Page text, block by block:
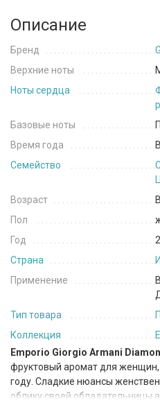
Описание
Бренд
Верхние ноты
Ноты сердца
Базовые ноты
Время года
Семейство
Возраст
Пол
Год
Страна
Применение
Тип товара
Коллекция
Emporio Giorgio Armani
фруктовый аромат для
году. Сладкие нюансы
облику своей обладательницы